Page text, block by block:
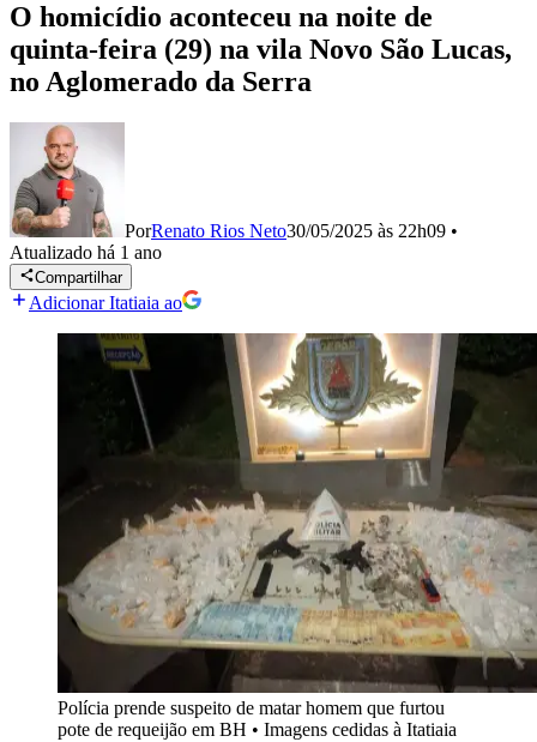
O homicídio aconteceu na noite de
quinta-feira (29) na vila Novo São Lucas,
no Aglomerado da Serra
PorRenato Rios Neto30/05/2025 às 22h09 •
Atualizado há 1 ano
Compartilhar
Adicionar Itatiaia ao
Polícia prende suspeito de matar homem que furtou
pote de requeijão em BH • Imagens cedidas à Itatiaia